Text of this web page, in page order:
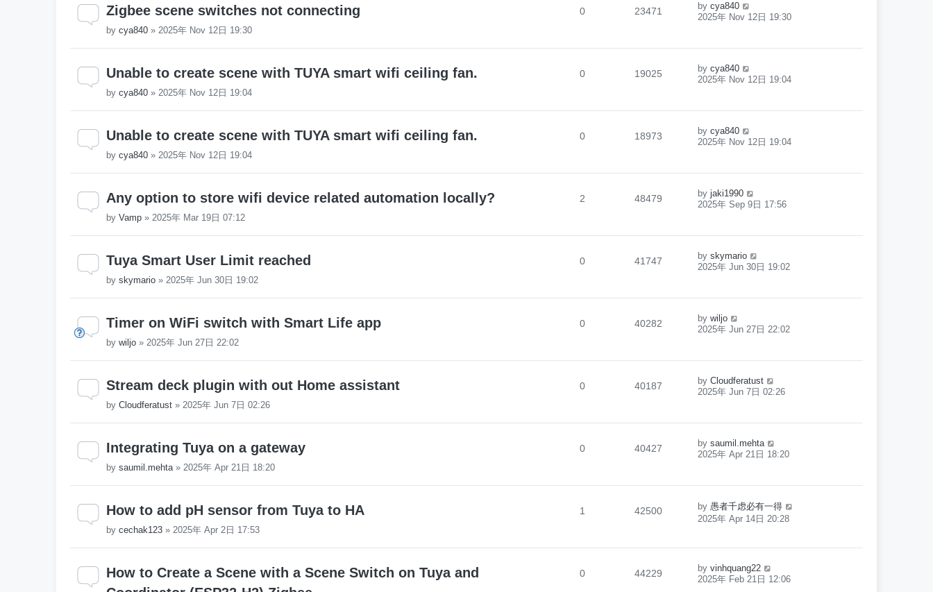
Zigbee scene switches not connecting
by cya840 » 2025年 Nov 12日 19:30
0 23471 by cya840
2025年 Nov 12日 19:30
Unable to create scene with TUYA smart wifi ceiling fan.
by cya840 » 2025年 Nov 12日 19:04
0 19025 by cya840
2025年 Nov 12日 19:04
Unable to create scene with TUYA smart wifi ceiling fan.
by cya840 » 2025年 Nov 12日 19:04
0 18973 by cya840
2025年 Nov 12日 19:04
Any option to store wifi device related automation locally?
by Vamp » 2025年 Mar 19日 07:12
2 48479 by jaki1990
2025年 Sep 9日 17:56
Tuya Smart User Limit reached
by skymario » 2025年 Jun 30日 19:02
0 41747 by skymario
2025年 Jun 30日 19:02
Timer on WiFi switch with Smart Life app
by wiljo » 2025年 Jun 27日 22:02
0 40282 by wiljo
2025年 Jun 27日 22:02
Stream deck plugin with out Home assistant
by Cloudferatust » 2025年 Jun 7日 02:26
0 40187 by Cloudferatust
2025年 Jun 7日 02:26
Integrating Tuya on a gateway
by saumil.mehta» 2025年 Apr 21日 18:20
0 40427 by saumil.mehta
2025年 Apr 21日 18:20
How to add pH sensor from Tuya to HA
by cechak123 » 2025年 Apr 2日 17:53
1 42500 by 愚者千虑必有一得
2025年 Apr 14日 20:28
How to Create a Scene with a Scene Switch on Tuya and
0 44229 by vinhquang22
2025年 Feb 21日 12:06